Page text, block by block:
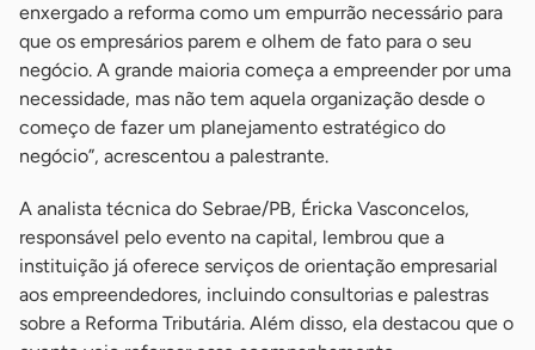
enxergado a reforma como um empurrão necessário para
que os empresários parem e olhem de fato para o seu
negócio. A grande maioria começa a empreender por uma
necessidade, mas não tem aquela organização desde o
começo de fazer um planejamento estratégico do
negócio”, acrescentou a palestrante.
A analista técnica do Sebrae/PB, Éricka Vasconcelos,
responsável pelo evento na capital, lembrou que a
instituição já oferece serviços de orientação empresarial
aos empreendedores, incluindo consultorias e palestras
sobre a Reforma Tributária. Além disso, ela destacou que o